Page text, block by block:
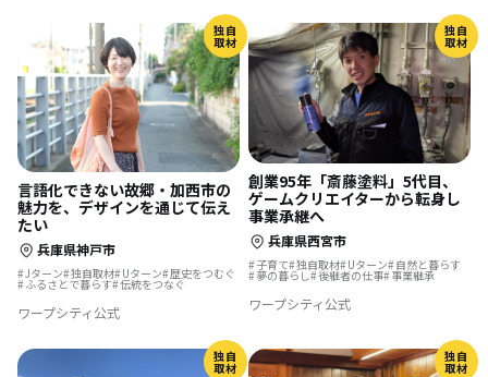
独自
取材
言語化できない故郷・加西市の
魅力を、デザインを通じて伝え
たい
兵庫県神戸市
Jターン 独自取材 Uターン 歴史をつむぐ
ふるさとで暮らす 伝統をつなぐ
ワープシティ公式
独自
取材
創業95年「斎藤塗料」5代目、
ゲームクリエイターから転身し
事業承継へ
兵庫県西宮市
子育て 独自取材 Uターン 自然と暮らす
夢の暮らし 後継者の仕事 事業継承
ワープシティ公式
独自
取材
独自
取材